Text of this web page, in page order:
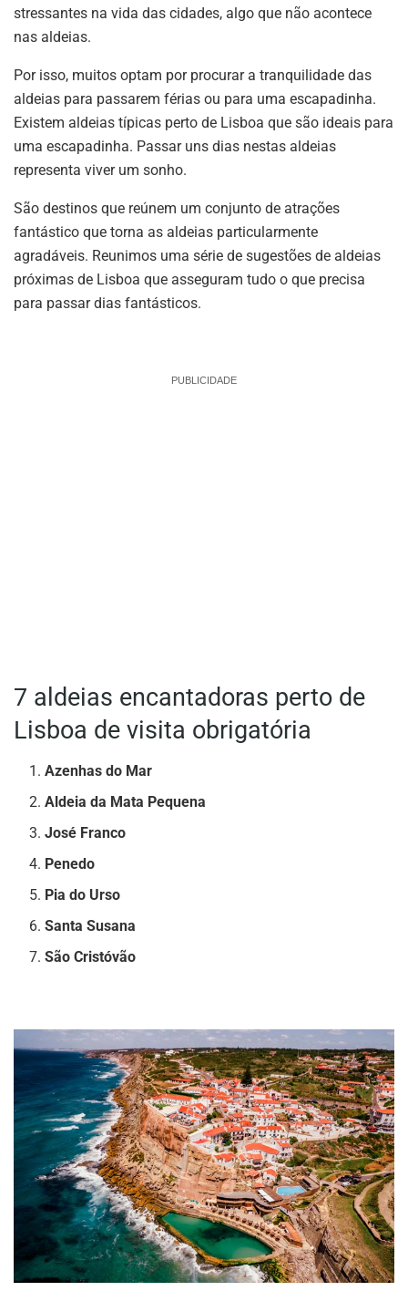
stressantes na vida das cidades, algo que não acontece
nas aldeias.
Por isso, muitos optam por procurar a tranquilidade das
aldeias para passarem férias ou para uma escapadinha.
Existem aldeias típicas perto de Lisboa que são ideais para
uma escapadinha. Passar uns dias nestas aldeias
representa viver um sonho.
São destinos que reúnem um conjunto de atrações
fantástico que torna as aldeias particularmente
agradáveis. Reunimos uma série de sugestões de aldeias
próximas de Lisboa que asseguram tudo o que precisa
para passar dias fantásticos.
PUBLICIDADE
7 aldeias encantadoras perto de
Lisboa de visita obrigatória
Azenhas do Mar
Aldeia da Mata Pequena
José Franco
Penedo
Pia do Urso
Santa Susana
São Cristóvão